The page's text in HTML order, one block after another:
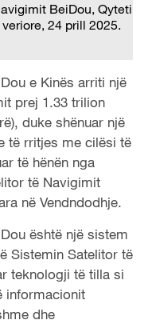
BeiDou, Qyteti
24 prill 2025.
e Kinës arriti një
prej 1.33 trilion
duke shënuar një
të rritjes me cilësi të
të hënën nga
të Navigimit
në Vendndodhje.
është një sistem
Sistemin Satelitor të
teknologji të tilla si
informacionit
dhe